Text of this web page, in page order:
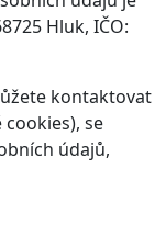
Hluk, IČO:
kontaktovat
se
údajů,